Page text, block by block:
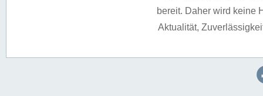
bereit. Daher wird keine
Aktualität,